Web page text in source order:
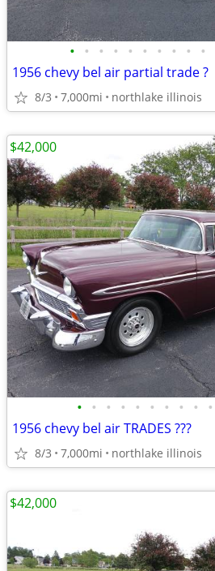
• • • • • • • • • •
1956 chevy bel air partial trade ?
8/3 7,000mi northlake illinois
• • • • • • • • • •
1956 chevy bel air TRADES ???
8/3 7,000mi northlake illinois
$42,000
$42,000